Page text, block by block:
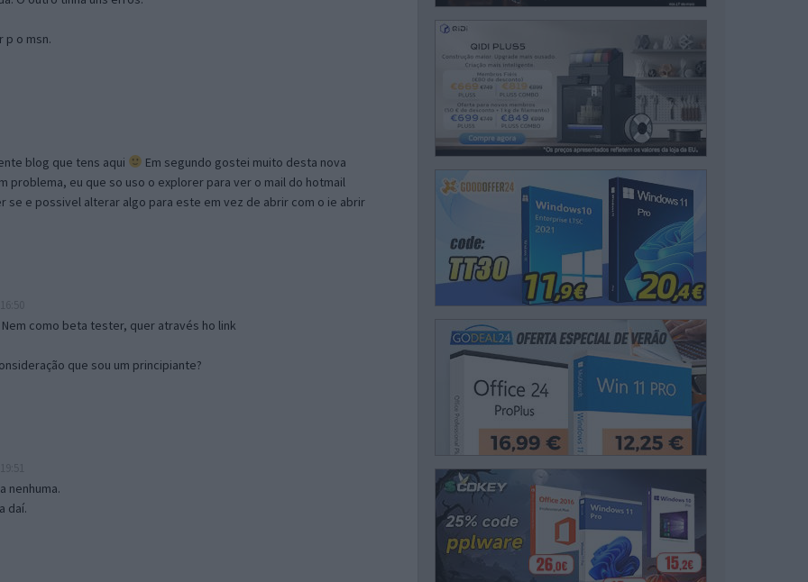
p o msn.
blog que tens aqui
Em segundo gostei muito desta nova
problema, eu que so uso o explorer para ver o mail do hotmail
se e possivel alterar algo para este em vez de abrir com o ie abrir
como beta tester, quer através ho link
que sou um principiante?
nenhuma.
daí.